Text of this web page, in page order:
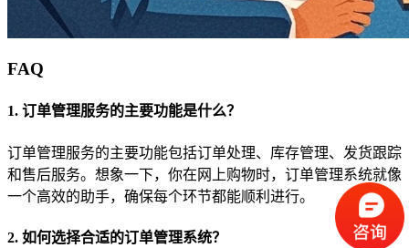
FAQ
1. 订单管理服务的主要功能是什么？
订单管理服务的主要功能包括订单处理、库存管理、发货跟踪
和售后服务。想象一下，你在网上购物时，订单管理系统就像
一个高效的助手，确保每个环节都能顺利进行。
2. 如何选择合适的订单管理系统？